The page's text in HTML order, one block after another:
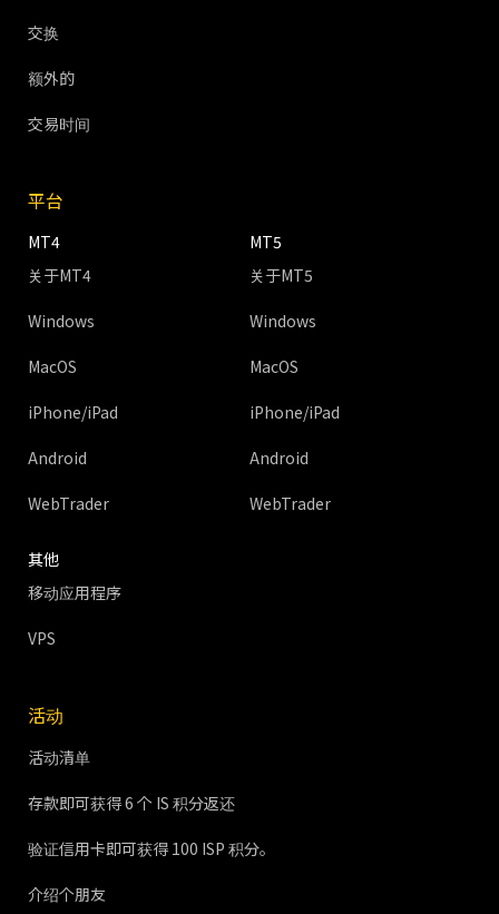
交换
额外的
交易时间
平台
MT4
关于MT4
Windows
MacOS
iPhone/iPad
Android
WebTrader
MT5
关于MT5
Windows
MacOS
iPhone/iPad
Android
WebTrader
其他
移动应用程序
VPS
活动
活动清单
存款即可获得 6 个 IS 积分返还
验证信用卡即可获得 100 ISP 积分。
介绍个朋友